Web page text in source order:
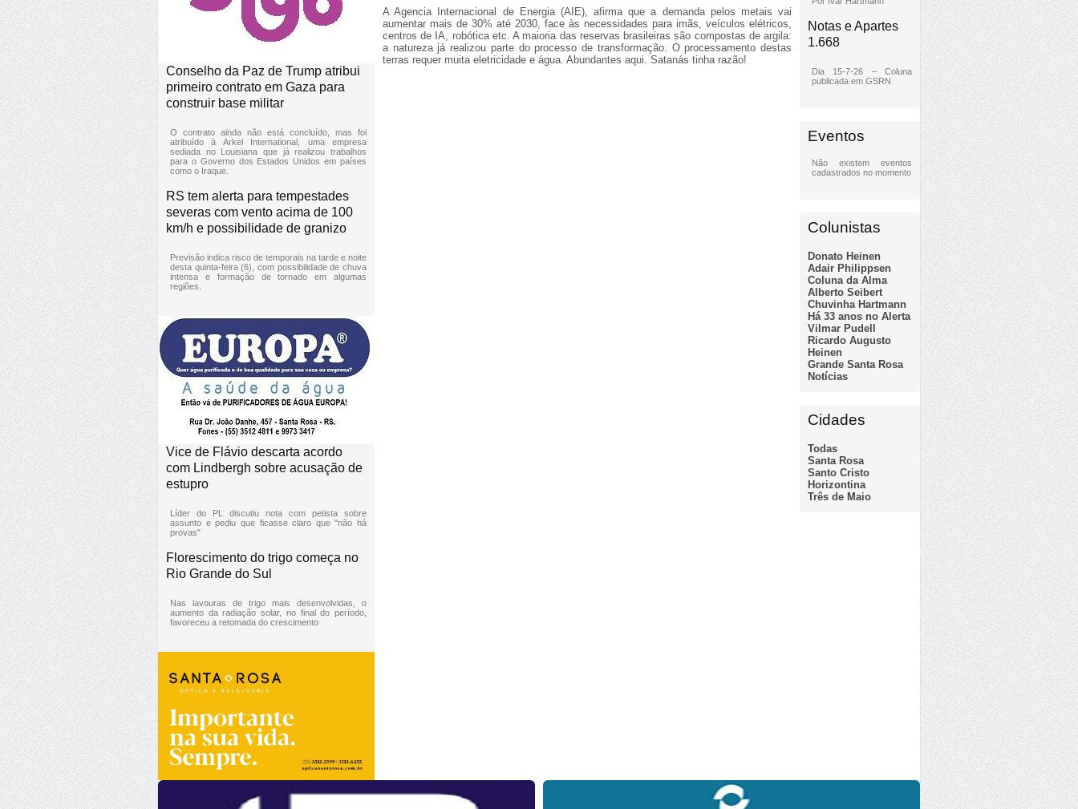
Conselho da Paz de Trump atribui
primeiro contrato em Gaza para
construir base militar
O contrato ainda não está concluído, mas foi
atribuído à Arkel International, uma empresa
sediada no Louisiana que já realizou trabalhos
para o Governo dos Estados Unidos em países
como o Iraque.
RS tem alerta para tempestades
severas com vento acima de 100
km/h e possibilidade de granizo
Previsão indica risco de temporais na tarde e noite
desta quinta-feira (6), com possibilidade de chuva
intensa e formação de tornado em algumas
regiões.
Vice de Flávio descarta acordo
com Lindbergh sobre acusação de
estupro
Líder do PL discutiu nota com petista sobre
assunto e pediu que ficasse claro que "não há
provas"
Florescimento do trigo começa no
Rio Grande do Sul
Nas lavouras de trigo mais desenvolvidas, o
aumento da radiação solar, no final do período,
favoreceu a retomada do crescimento
A Agencia Internacional de Energia (AIE), afirma que a demanda pelos metais vai
aumentar mais de 30% até 2030, face às necessidades para imãs, veículos elétricos,
centros de IA, robótica etc. A maioria das reservas brasileiras são compostas de argila:
a natureza já realizou parte do processo de transformação. O processamento destas
terras requer muita eletricidade e água. Abundantes aqui. Satanás tinha razão!
Notas e Apartes
1.668
Dia 15-7-26 – Coluna
publicada em GSRN
Eventos
Não existem eventos
cadastrados no momento
Colunistas
Donato Heinen
Adair Philippsen
Coluna da Alma
Alberto Seibert
Chuvinha Hartmann
Há 33 anos no Alerta
Vilmar Pudell
Ricardo Augusto
Heinen
Grande Santa Rosa
Notícias
Cidades
Todas
Santa Rosa
Santo Cristo
Horizontina
Três de Maio